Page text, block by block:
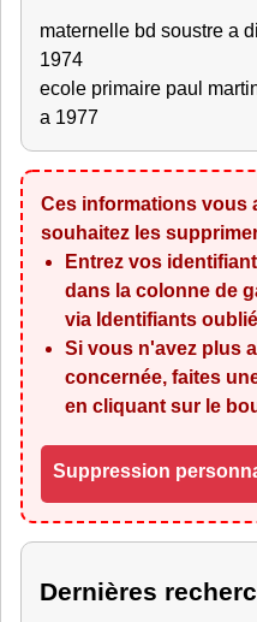
maternelle bd soustre a
1974
ecole primaire paul
a 1977
Ces informations vous
souhaitez les
Entrez vos
dans la colonne de
via Identifiants
Si vous n'avez plus
concernée, faites
en cliquant sur le
Suppression
Dernières